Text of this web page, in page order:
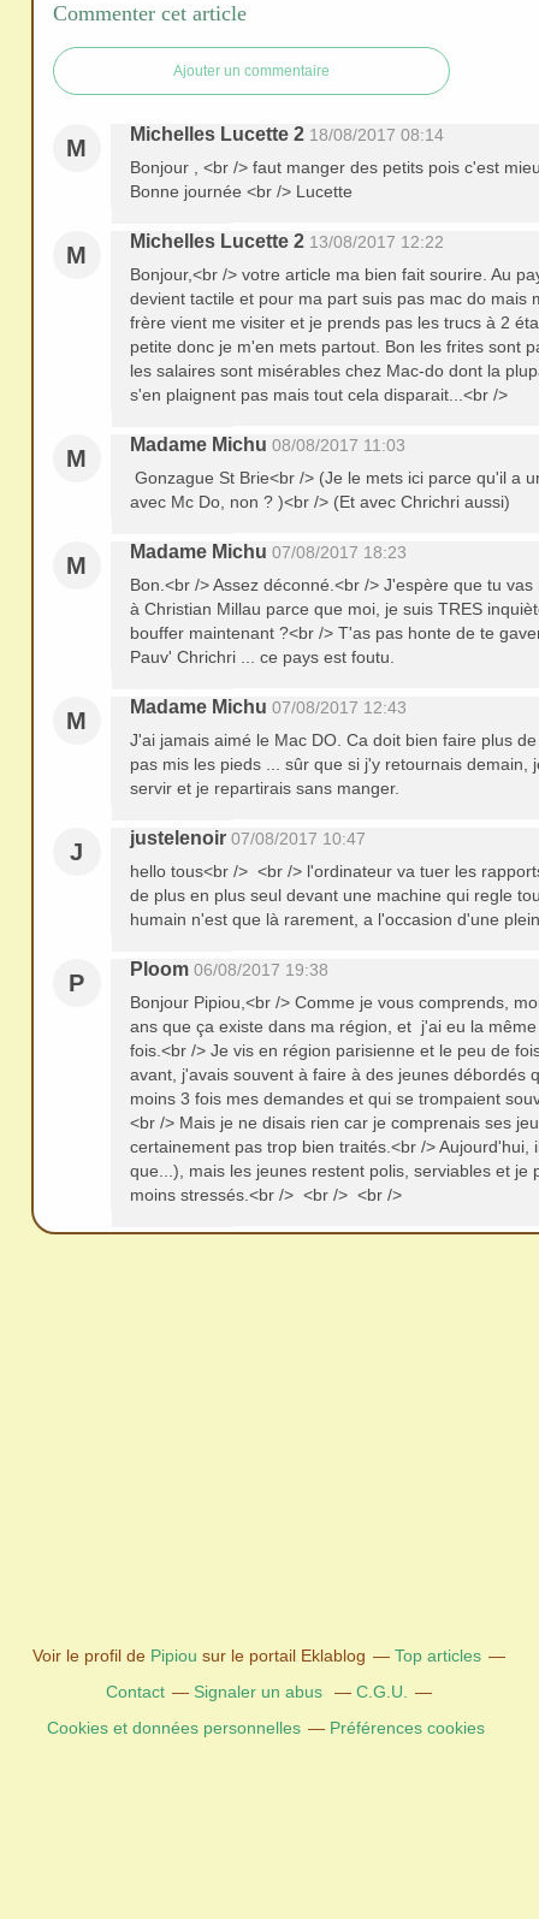
Commenter cet article
Ajouter un commentaire
M
Michelles Lucette 2 18/08/2017 08:14
Bonjour , <br /> faut manger des petits pois c'est
Bonne journée <br /> Lucette
M
Michelles Lucette 2 13/08/2017 12:22
Bonjour,<br /> votre article ma bien fait sourire. Au
devient tactile et pour ma part suis pas mac do mais
frère vient me visiter et je prends pas les trucs à 2
petite donc je m'en mets partout. Bon les frites sont
les salaires sont misérables chez Mac-do dont la
s'en plaignent pas mais tout cela disparait...<br />
M
Madame Michu 08/08/2017 11:03
Gonzague St Brie<br /> (Je le mets ici parce qu'il a
avec Mc Do, non ? )<br /> (Et avec Chrichri aussi)
M
Madame Michu 07/08/2017 18:23
Bon.<br /> Assez déconné.<br /> J'espère que tu
à Christian Millau parce que moi, je suis TRES
bouffer maintenant ?<br /> T'as pas honte de te
Pauv' Chrichri ... ce pays est foutu.
M
Madame Michu 07/08/2017 12:43
J'ai jamais aimé le Mac DO. Ca doit bien faire plus
pas mis les pieds ... sûr que si j'y retournais demain,
servir et je repartirais sans manger.
J
justelenoir 07/08/2017 10:47
hello tous<br /> <br /> l'ordinateur va tuer les
de plus en plus seul devant une machine qui regle
humain n'est que là rarement, a l'occasion d'une
P
Ploom 06/08/2017 19:38
Bonjour Pipiou,<br /> Comme je vous comprends,
ans que ça existe dans ma région, et j'ai eu la
fois.<br /> Je vis en région parisienne et le peu de
avant, j'avais souvent à faire à des jeunes débordés
moins 3 fois mes demandes et qui se trompaient
<br /> Mais je ne disais rien car je comprenais ses
certainement pas trop bien traités.<br /> Aujourd'hui,
que...), mais les jeunes restent polis, serviables et je
moins stressés.<br /> <br /> <br />
Voir le profil de Pipiou sur le portail Eklablog
Top articles
Contact
Signaler un abus
C.G.U.
Cookies et données personnelles
Préférences cookies